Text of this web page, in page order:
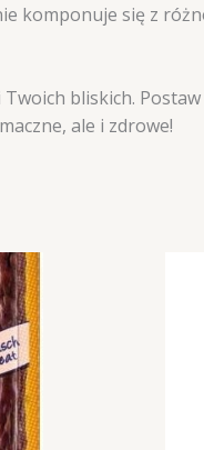
komponuje się z
bliskich.
ale i zdrowe!